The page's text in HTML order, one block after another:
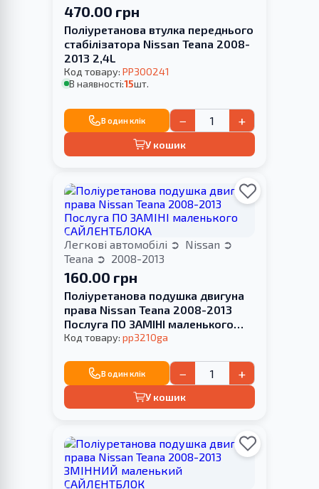
470.00 грн
Поліуретанова втулка переднього
стабілізатора Nissan Teana 2008-
2013 2,4L
Код товару: PP300241
В наявності:15шт.
В один клік − +
У кошик
Легкові автомобілі
Nissan
Teana
2008-2013
160.00 грн
Поліуретанова подушка двигуна
права Nissan Teana 2008-2013
Послуга ПО ЗАМІНІ маленького
САЙЛЕНТБЛОКА
Код товару: pp3210ga
В один клік − +
У кошик